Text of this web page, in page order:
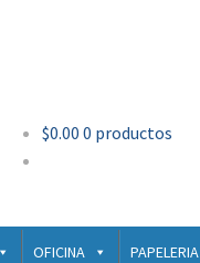
$0.00 0 productos
navegación
OFICINA PAPELERIA